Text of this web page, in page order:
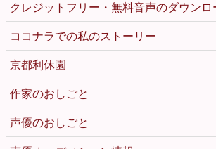
クレジットフリー・無料音声のダウンロ
ココナラでの私のストーリー
京都利休園
作家のおしごと
声優のおしごと